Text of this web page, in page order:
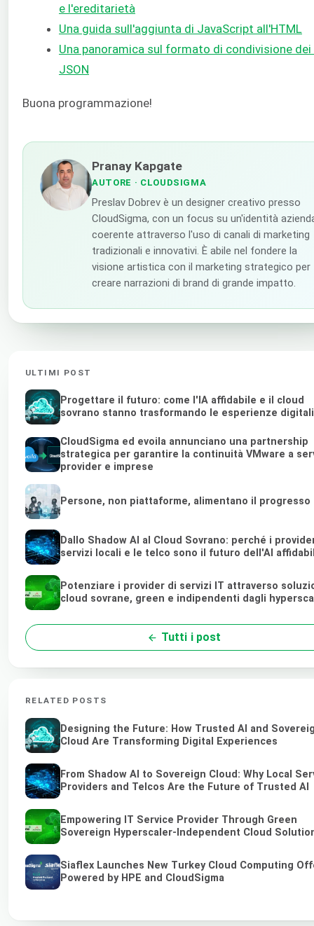
e l'ereditarietà
Una guida sull'aggiunta di JavaScript all'HTML
Una panoramica sul formato di condivisione
JSON
Buona programmazione!
Pranay Kapgate
AUTORE · CLOUDSIGMA
Preslav Dobrev è un designer creativo presso
CloudSigma, con un focus su un'identità
coerente attraverso l'uso di canali di marketing
tradizionali e innovativi. È abile nel fondere la
visione artistica con il marketing strategico per
creare narrazioni di brand di grande impatto.
ULTIMI POST
Progettare il futuro: come l'IA affidabile e il cloud
sovrano stanno trasformando le esperienze digitali
CloudSigma ed evoila annunciano una partnership
strategica per garantire la continuità VMware a
provider e imprese
Persone, non piattaforme, alimentano il progresso
Dallo Shadow AI al Cloud Sovrano: perché i
servizi locali e le telco sono il futuro dell'AI
Potenziare i provider di servizi IT attraverso
cloud sovrane, green e indipendenti dagli
Tutti i post
RELATED POSTS
Designing the Future: How Trusted AI and
Cloud Are Transforming Digital Experiences
From Shadow AI to Sovereign Cloud: Why Local
Providers and Telcos Are the Future of Trusted AI
Empowering IT Service Provider Through Green
Sovereign Hyperscaler-Independent Cloud
Siaflex Launches New Turkey Cloud Computing
Powered by HPE and CloudSigma